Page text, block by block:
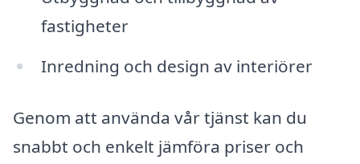
fastigheter
Inredning och design av interiörer
Genom att använda vår tjänst kan du
snabbt och enkelt jämföra priser och